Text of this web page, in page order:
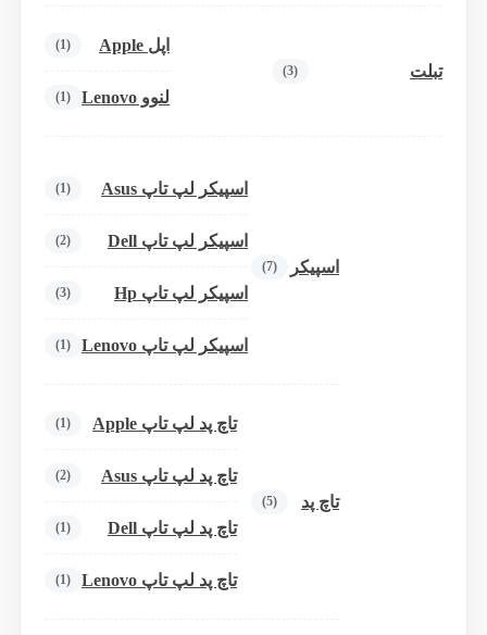
تبلت (3)
اپل Apple (1)
لنوو Lenovo (1)
اسپیکر (7)
اسپیکر لپ تاپ Asus (1)
اسپیکر لپ تاپ Dell (2)
اسپیکر لپ تاپ Hp (3)
اسپیکر لپ تاپ Lenovo (1)
تاچ پد (5)
تاچ پد لپ تاپ Apple (1)
تاچ پد لپ تاپ Asus (2)
تاچ پد لپ تاپ Dell (1)
تاچ پد لپ تاپ Lenovo (1)